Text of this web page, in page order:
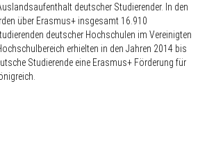
deutscher Studierender. In den
über Erasmus+ insgesamt 16.910
deutscher Hochschulen im Vereinigten
erhielten in den Jahren 2014 bis
Studierende eine Erasmus+ Förderung für